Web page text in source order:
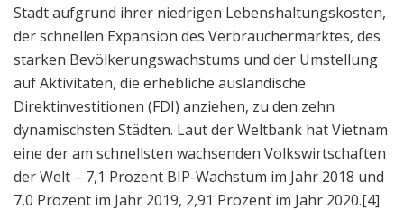
Stadt aufgrund ihrer niedrigen Lebenshaltungskosten,
der schnellen Expansion des Verbrauchermarktes, des
starken Bevölkerungswachstums und der Umstellung
auf Aktivitäten, die erhebliche ausländische
Direktinvestitionen (FDI) anziehen, zu den zehn
dynamischsten Städten. Laut der Weltbank hat Vietnam
eine der am schnellsten wachsenden Volkswirtschaften
der Welt – 7,1 Prozent BIP-Wachstum im Jahr 2018 und
7,0 Prozent im Jahr 2019, 2,91 Prozent im Jahr 2020.[4]